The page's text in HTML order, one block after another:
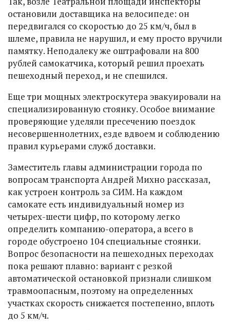
остановили доставщика на велосипеде: он
передвигался со скоростью до 25 км/ч, был в
шлеме, правила не нарушил, и ему просто вручили
памятку. Неподалеку же оштрафовали на 800
рублей самокатчика, который решил проехать
пешеходный переход, и не спешился.
Еще три мощных электроскутера эвакуировали на
специализированную стоянку. Особое внимание
проверяющие уделяли пресечению поездок
несовершеннолетних, езде вдвоем и соблюдению
правил курьерами служб доставки.
Заместитель главы администрации города по
вопросам транспорта Андрей Михно рассказал,
как устроен контроль за СИМ. На каждом
самокате есть индивидуальный номер из
четырех-шести цифр, по которому легко
определить компанию-оператора, а всего в
городе обустроено 104 специальные стоянки.
Вопрос безопасности на пешеходных переходах
пока решают плавно: вариант с резкой
автоматической остановкой признали слишком
травмоопасным, поэтому на определенных
участках скорость снижается постепенно, вплоть
до 5 км/ч.